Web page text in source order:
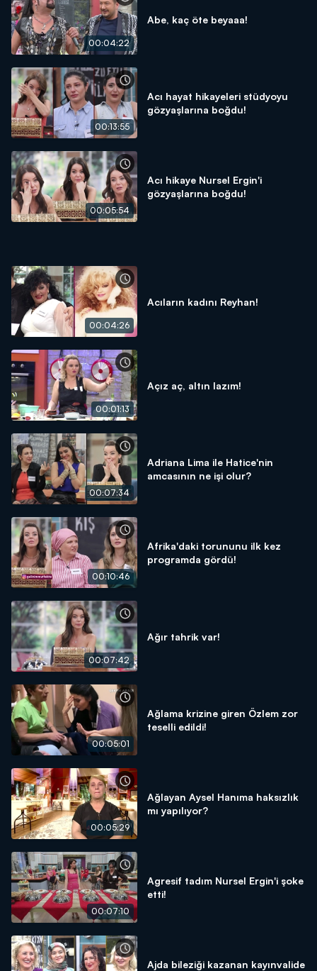
00:04:22
Abe, kaç öte beyaaa!
00:13:55
Acı hayat hikayeleri stüdyoyu
gözyaşlarına boğdu!
00:05:54
Acı hikaye Nursel Ergin'i
gözyaşlarına boğdu!
00:04:26
Acıların kadını Reyhan!
00:01:13
Açız aç, altın lazım!
00:07:34
Adriana Lima ile Hatice'nin
amcasının ne işi olur?
00:10:46
Afrika'daki torununu ilk kez
programda gördü!
00:07:42
Ağır tahrik var!
00:05:01
Ağlama krizine giren Özlem zor
teselli edildi!
00:05:29
Ağlayan Aysel Hanıma haksızlık
mı yapılıyor?
00:07:10
Agresif tadım Nursel Ergin'i şoke
etti!
Ajda bileziği kazanan kayınvalide